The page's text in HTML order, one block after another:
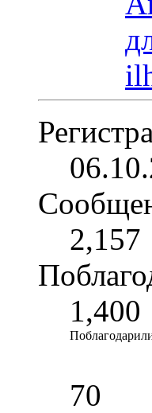
2,157
1,400
70